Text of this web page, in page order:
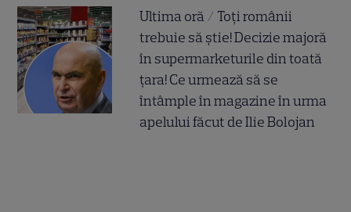
Ultima oră / Toți românii
trebuie să știe! Decizie majoră
în supermarketurile din toată
țara! Ce urmează să se
întâmple în magazine în urma
apelului făcut de Ilie Bolojan